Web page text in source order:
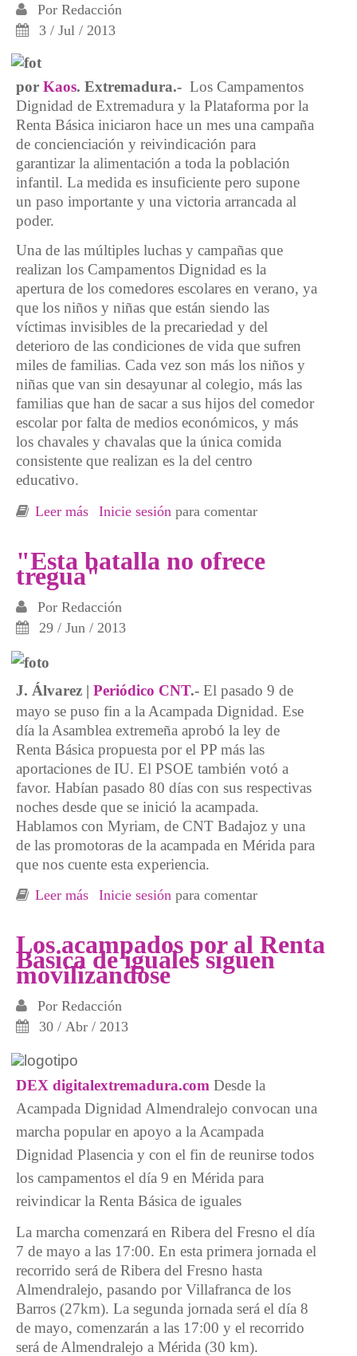
Por Redacción
3 / Jul / 2013
por Kaos. Extremadura.- Los Campamentos
Dignidad de Extremadura y la Plataforma por la
Renta Básica iniciaron hace un mes una campaña
de concienciación y reivindicación para
garantizar la alimentación a toda la población
infantil. La medida es insuficiente pero supone
un paso importante y una victoria arrancada al
poder.
Una de las múltiples luchas y campañas que
realizan los Campamentos Dignidad es la
apertura de los comedores escolares en verano, ya
que los niños y niñas que están siendo las
víctimas invisibles de la precariedad y del
deterioro de las condiciones de vida que sufren
miles de familias. Cada vez son más los niños y
niñas que van sin desayunar al colegio, más las
familias que han de sacar a sus hijos del comedor
escolar por falta de medios económicos, y más
los chavales y chavalas que la única comida
consistente que realizan es la del centro
educativo.
Leer más sobre Tras la reivindicación y lucha de los
extremeño abrirá 18 comedores escolares en
verano
Inicie sesión para comentar
"Esta batalla no ofrece
tregua"
Por Redacción
29 / Jun / 2013
J. Álvarez | Periódico CNT.- El pasado 9 de
mayo se puso fin a la Acampada Dignidad. Ese
día la Asamblea extremeña aprobó la ley de
Renta Básica propuesta por el PP más las
aportaciones de IU. El PSOE también votó a
favor. Habían pasado 80 días con sus respectivas
noches desde que se inició la acampada.
Hablamos con Myriam, de CNT Badajoz y una
de las promotoras de la acampada en Mérida para
que nos cuente esta experiencia.
Leer más sobre "Esta batalla no ofrece tregua"
Inicie sesión para comentar
Los acampados por al Renta
Básica de iguales siguen
movilizándose
Por Redacción
30 / Abr / 2013
DEX digitalextremadura.com Desde la
Acampada Dignidad Almendralejo convocan una
marcha popular en apoyo a la Acampada
Dignidad Plasencia y con el fin de reunirse todos
los campamentos el día 9 en Mérida para
reivindicar la Renta Básica de iguales
La marcha comenzará en Ribera del Fresno el día
7 de mayo a las 17:00. En esta primera jornada el
recorrido será de Ribera del Fresno hasta
Almendralejo, pasando por Villafranca de los
Barros (27km). La segunda jornada será el día 8
de mayo, comenzarán a las 17:00 y el recorrido
será de Almendralejo a Mérida (30 km).